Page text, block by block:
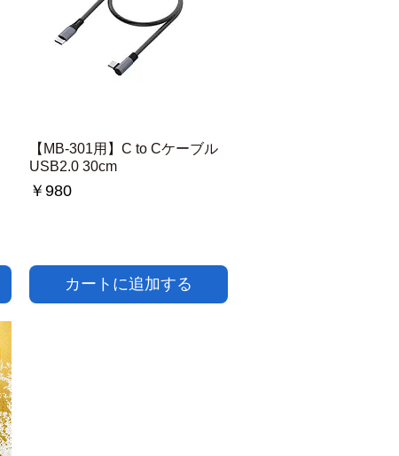
クイックビュー
【MB-301用】C to Cケーブル
USB2.0 30cm
価格
￥980
カートに追加する